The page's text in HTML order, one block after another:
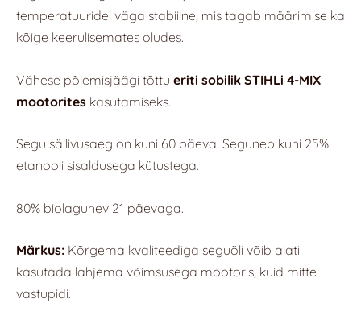
temperatuuridel väga stabiilne, mis tagab määrimise ka
kõige keerulisemates oludes.
Vähese põlemisjäägi tõttu eriti sobilik STIHLi 4-MIX
mootorites kasutamiseks.
Segu säilivusaeg on kuni 60 päeva. Seguneb kuni 25%
etanooli sisaldusega kütustega.
80% biolagunev 21 päevaga.
Märkus: Kõrgema kvaliteediga seguõli võib alati
kasutada lahjema võimsusega mootoris, kuid mitte
vastupidi.